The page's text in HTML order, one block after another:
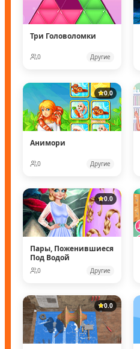
Три Головоломки
0 Другие
0.0
Анимори
0 Другие
0.0
Пары, Поженившиеся
Под Водой
0 Другие
0.0